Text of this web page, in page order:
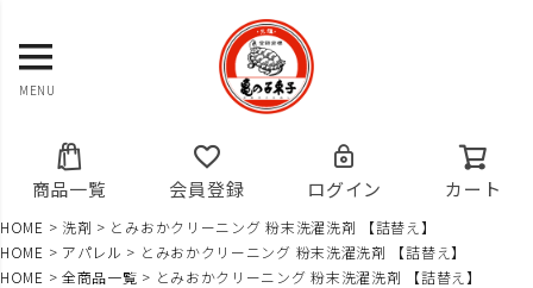
MENU
商品一覧 会員登録 ログイン カート
HOME 洗剤
とみおかクリーニング 粉末洗濯洗剤 【詰替え】
HOME
アパレル
とみおかクリーニング 粉末洗濯洗剤 【詰替え】
HOME
全商品一覧 とみおかクリーニング 粉末洗濯洗剤 【詰替え】